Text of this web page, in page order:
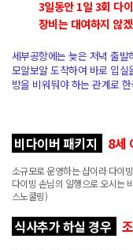
3일동안 1일 3회 다이
장비는 대여하지 않겠
세부공항에는 늦은 저녁 출
모알보알 도착하여 바로 입
방을 비워둬야 하는 관계로
비다이버 패키지 8세
소규모로 운영하는 샵이라 다이
다이빙 손님의 일행으로 오시는
스노쿨링)
식사추가 하실 경우